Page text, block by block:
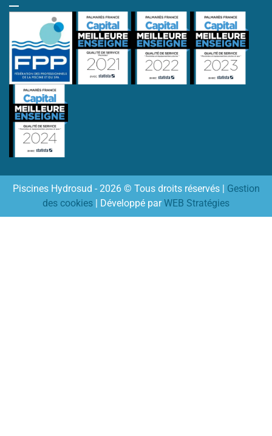
Piscines Hydrosud - 2026 © Tous droits réservés | Gestion
des cookies | Développé parWEB Stratégies